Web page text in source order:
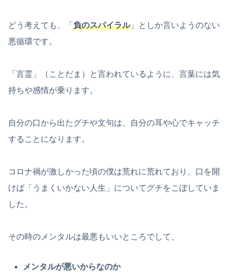
どう考えても、「 負のスパイラル」としか言いようのない
悪循環です。
「言霊」（ことだま）と言われているように、言葉には気
持ちや感情が乗ります。
自分の口から出たグチや文句は、自分の耳や心でキャッチ
することになります。
コロナ禍が激しかった頃の僕は荒れに荒れており、口を開
けば「うまくいかない人生」についてグチをこぼしていま
した。
その時のメンタルは最悪もいいところでして、
メンタルが悪いからなのか